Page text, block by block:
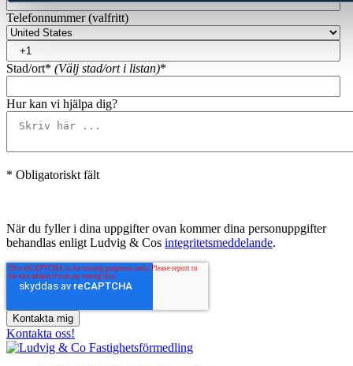
Telefonnummer (valfritt)
Stad/ort* (Välj stad/ort i listan)*
Hur kan vi hjälpa dig?
* Obligatoriskt fält
När du fyller i dina uppgifter ovan kommer dina personuppgifter
behandlas enligt Ludvig & Cos integritetsmeddelande.
Kontakta oss!